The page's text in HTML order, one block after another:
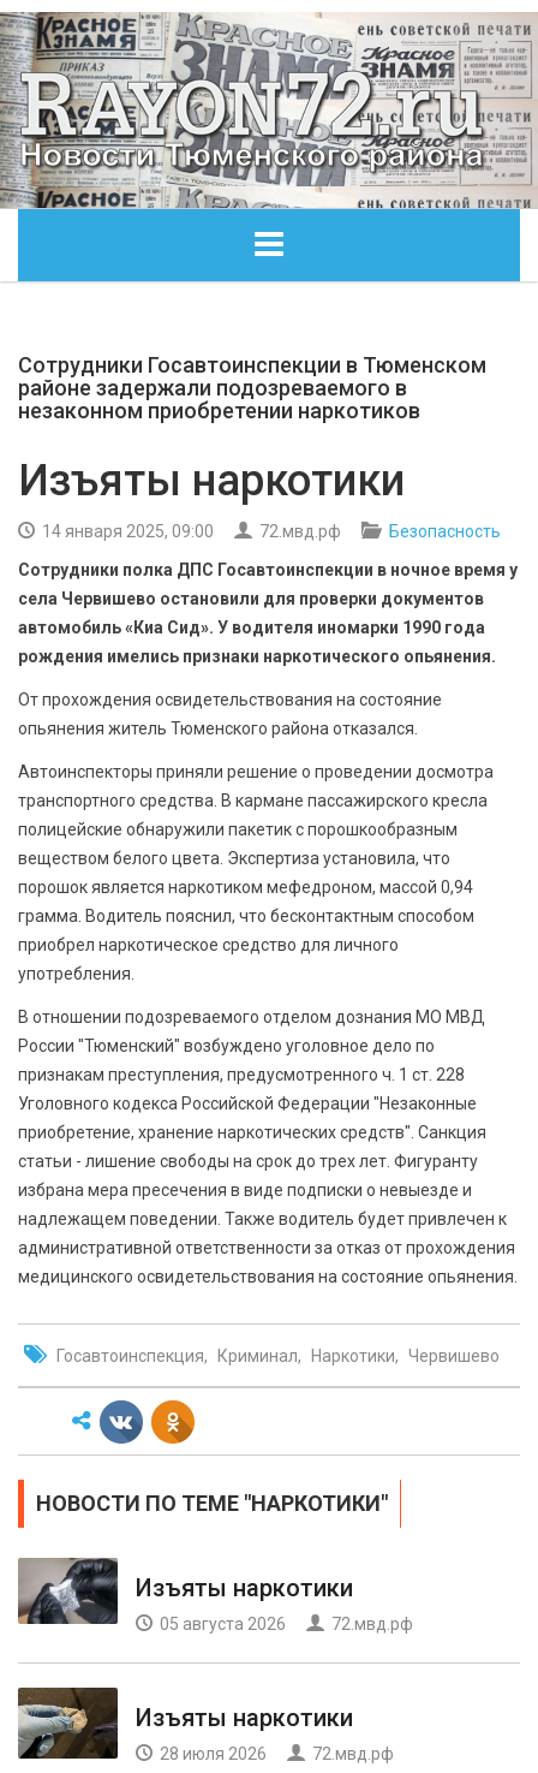
ОБЩЕСТВО
КУЛЬТУРА
СПОРТ
АРХИВ PDF
Сотрудники Госавтоинспекции в Тюменском
районе задержали подозреваемого в
незаконном приобретении наркотиков
Изъяты наркотики
14 января 2025, 09:00 72.мвд.рф
Безопасность
Сотрудники полка ДПС Госавтоинспекции в ночное время у
села Червишево остановили для проверки документов
автомобиль «Киа Сид». У водителя иномарки 1990 года
рождения имелись признаки наркотического опьянения.
От прохождения освидетельствования на состояние
опьянения житель Тюменского района отказался.
Автоинспекторы приняли решение о проведении досмотра
транспортного средства. В кармане пассажирского кресла
полицейские обнаружили пакетик с порошкообразным
веществом белого цвета. Экспертиза установила, что
порошок является наркотиком мефедроном, массой 0,94
грамма. Водитель пояснил, что бесконтактным способом
приобрел наркотическое средство для личного
употребления.
В отношении подозреваемого отделом дознания МО МВД
России "Тюменский" возбуждено уголовное дело по
признакам преступления, предусмотренного ч. 1 ст. 228
Уголовного кодекса Российской Федерации "Незаконные
приобретение, хранение наркотических средств". Санкция
статьи - лишение свободы на срок до трех лет. Фигуранту
избрана мера пресечения в виде подписки о невыезде и
надлежащем поведении. Также водитель будет привлечен к
административной ответственности за отказ от прохождения
медицинского освидетельствования на состояние опьянения.
Госавтоинспекция Криминал Наркотики Червишево
НОВОСТИ ПО ТЕМЕ "НАРКОТИКИ"
Изъяты наркотики
05 августа 2026 72.мвд.рф
Изъяты наркотики
28 июля 2026 72.мвд.рф